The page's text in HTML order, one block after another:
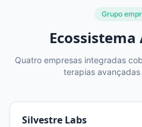
Grupo
Quatro empresas integradas
terapias
Silvestre Labs